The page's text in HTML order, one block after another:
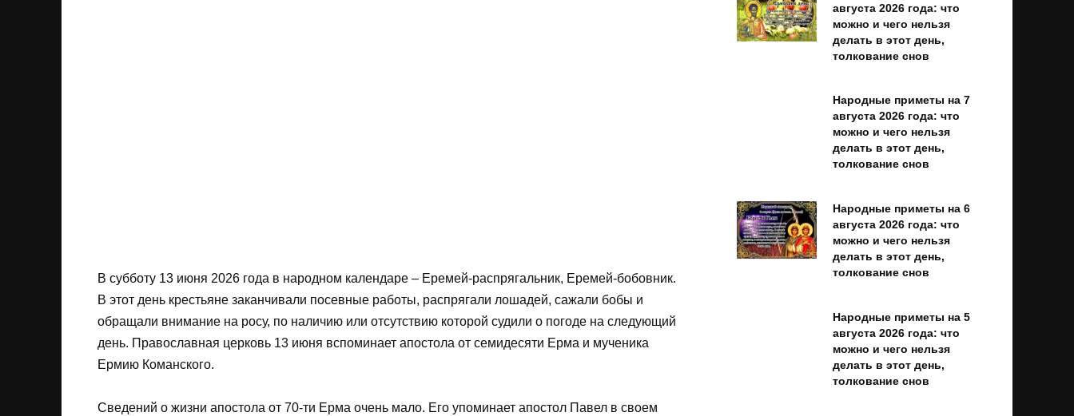
В субботу 13 июня 2026 года в народном календаре – Еремей-распрягальник, Еремей-бобовник.
В этот день крестьяне заканчивали посевные работы, распрягали лошадей, сажали бобы и
обращали внимание на росу, по наличию или отсутствию которой судили о погоде на следующий
день. Православная церковь 13 июня вспоминает апостола от семидесяти Ерма и мученика
Ермию Команского.
Сведений о жизни апостола от 70-ти Ерма очень мало. Его упоминает апостол Павел в своем
августа 2026 года: что
можно и чего нельзя
делать в этот день,
толкование снов
Народные приметы на 7
августа 2026 года: что
можно и чего нельзя
делать в этот день,
толкование снов
Народные приметы на 6
августа 2026 года: что
можно и чего нельзя
делать в этот день,
толкование снов
Народные приметы на 5
августа 2026 года: что
можно и чего нельзя
делать в этот день,
толкование снов